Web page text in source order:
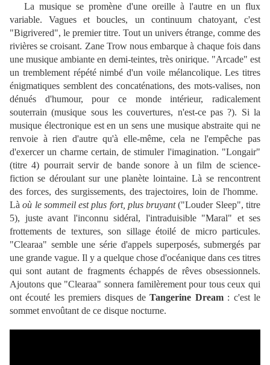
La musique se promène d'une oreille à l'autre en un flux
variable. Vagues et boucles, un continuum chatoyant, c'est
"Bigrivered", le premier titre. Tout un univers étrange, comme des
rivières se croisant. Zane Trow nous embarque à chaque fois dans
une musique ambiante en demi-teintes, très onirique. "Arcade" est
un tremblement répété nimbé d'un voile mélancolique. Les titres
énigmatiques semblent des concaténations, des mots-valises, non
dénués d'humour, pour ce monde intérieur, radicalement
souterrain (musique sous les couvertures, n'est-ce pas ?). Si la
musique électronique est en un sens une musique abstraite qui ne
renvoie à rien d'autre qu'à elle-même, cela ne l'empêche pas
d'exercer un charme certain, de stimuler l'imagination. "Longair"
(titre 4) pourrait servir de bande sonore à un film de science-
fiction se déroulant sur une planète lointaine. Là se rencontrent
des forces, des surgissements, des trajectoires, loin de l'homme.
Làoù le sommeil est plus fort, plus bruyant("Louder Sleep", titre
5), juste avant l'inconnu sidéral, l'intraduisible "Maral" et ses
frottements de textures, son sillage étoilé de micro particules.
"Clearaa" semble une série d'appels superposés, submergés par
une grande vague. Il y a quelque chose d'océanique dans ces titres
qui sont autant de fragments échappés de rêves obsessionnels.
Ajoutons que "Clearaa" sonnera familèrement pour tous ceux qui
ont écouté les premiers disques deTangerine Dream: c'est le
sommet envoûtant de ce disque nocturne.